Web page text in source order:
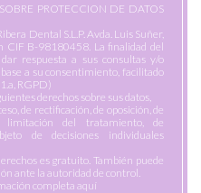
PROTECCION DE DATOS
Dental S.L.P. Avda. Luis Suñer,
CIF B-98180458. La finalidad del
respuesta a sus consultas y/o
a su consentimiento, facilitado
RGPD)
derechos sobre sus datos,
de rectificación, de oposición, de
limitación del tratamiento, de
de decisiones individuales
es gratuito. También puede
ante la autoridad de control.
completa aquí